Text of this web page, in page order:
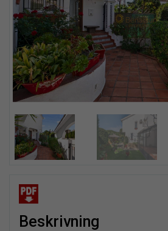
beskrivning